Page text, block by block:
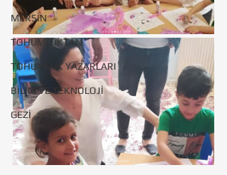
MERSİN
TOHUMLUKTAN
TOHUMLUK YAZARLARI
BİLİM VE TEKNOLOJİ
GEZİ